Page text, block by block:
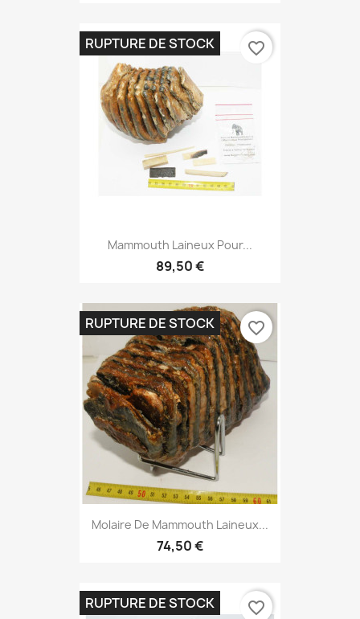
Mammouth Laineux Pour...
89,50 €
RUPTURE DE STOCK favorite_border
Molaire De Mammouth Laineux...
74,50 €
RUPTURE DE STOCK favorite_border
RUPTURE DE STOCK favorite_border